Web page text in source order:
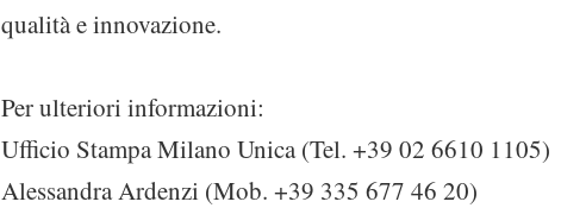
qualità e innovazione.
Per ulteriori informazioni:
Ufficio Stampa Milano Unica (Tel. +39 02 6610 1105)
Alessandra Ardenzi (Mob. +39 335 677 46 20)